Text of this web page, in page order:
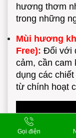
hương thơm
trong những
Mùi hương
Free): Đối với
cảm, cần cam
dụng các
từ chính hoạt
Gọi điện